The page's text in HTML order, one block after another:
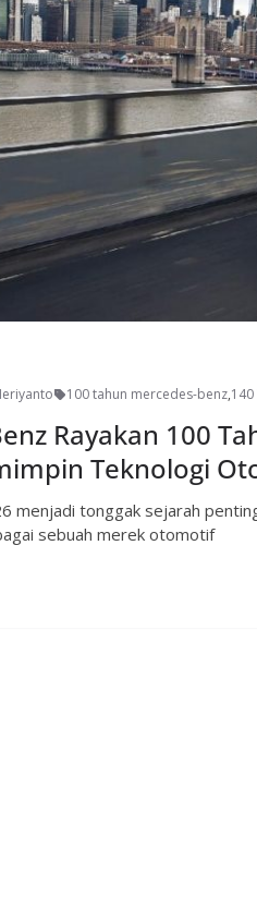
100 tahun mercedes-benz,
Rayakan 100
Teknologi
menjadi tonggak sejarah
sebuah merek otomotif